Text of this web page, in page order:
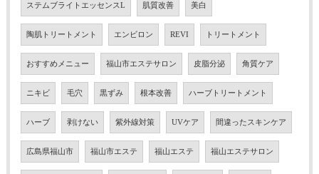
ステムブライトエッセンスL 肌質改善 美白
陶肌トリートメント エンビロン REVI トリートメント
おすすめメニュー 福山市エステサロン 皮脂分泌 角質ケア
ニキビ 毛穴 黒ずみ 根本改善 ハーブトリートメント
ハーブ 剥けない 紫外線対策 UVケア 間違ったスキンケア
広島県福山市 福山市エステ 福山エステ 福山エステサロン